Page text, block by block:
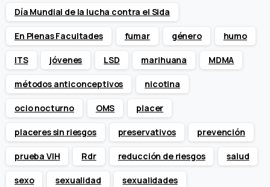
Día Mundial de la lucha contra el Sida
En Plenas Facultades fumar género humo
ITS jóvenes LSD marihuana MDMA
métodos anticonceptivos nicotina
ocio nocturno OMS placer
placeres sin riesgos preservativos prevención
prueba VIH Rdr reducción de riesgos salud
sexo sexualidad sexualidades